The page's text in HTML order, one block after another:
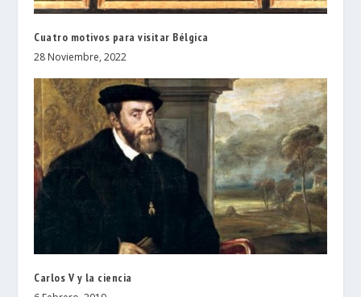
Cuatro motivos para visitar Bélgica
28 Noviembre, 2022
Carlos V y la ciencia